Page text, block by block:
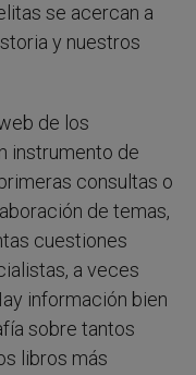
se acercan a
y nuestros
de los
instrumento de
consultas o
de temas,
cuestiones
a veces
información bien
sobre tantos
libros más